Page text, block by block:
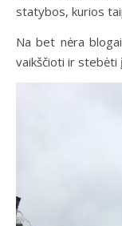
statybos, kurios
Na bet nėra
vaikščioti ir stebėti